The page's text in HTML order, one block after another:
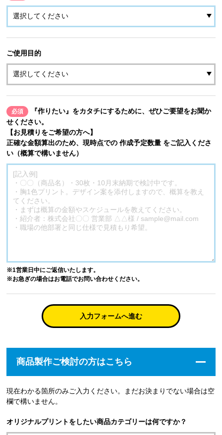
ご使用目的
必須
『作りたい』をカタチにするために、ぜひご要望をお聞か
せください。
【お見積りをご希望の方へ】
正確な金額算出のため、現時点での 作成予定数量 をご記入くださ
い（概算で構いません）
※1営業日中にご返信いたします。
※お急ぎの場合はお電話でお問い合わせください。
入力フォームへ進む
商品製作ご検討の方はこちら
現在わかる箇所のみご入力ください。まだお決まりでない場合は空
欄で構いません。
オリジナルプリントをしたい商品カテゴリーは何ですか？